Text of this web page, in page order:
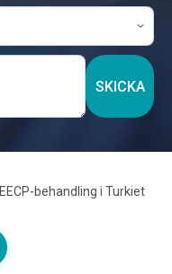
SKICKA
EECP-behandling i Turkiet